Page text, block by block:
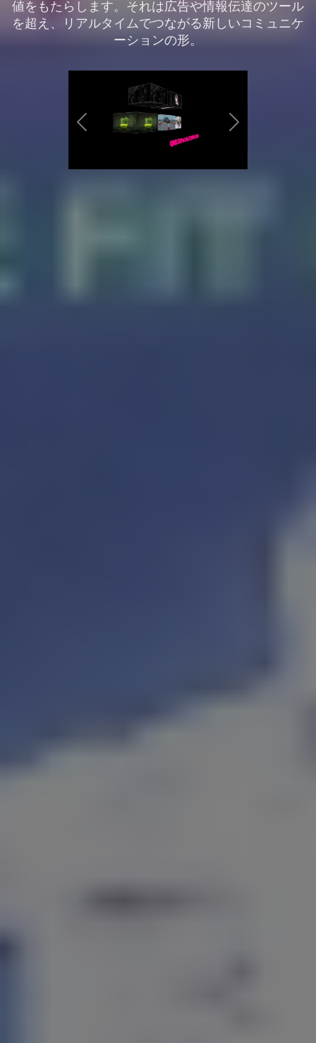
値をもたらします。それは広告や情報伝達のツール
を超え、リアルタイムでつながる新しいコミュニケ
ーションの形。
Previous Next